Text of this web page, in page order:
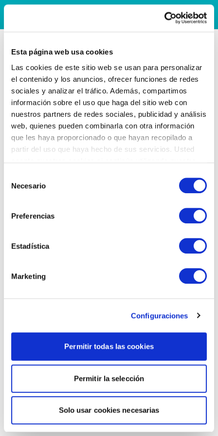
Esta página web usa cookies
Las cookies de este sitio web se usan para personalizar
el contenido y los anuncios, ofrecer funciones de redes
sociales y analizar el tráfico. Además, compartimos
información sobre el uso que haga del sitio web con
nuestros partners de redes sociales, publicidad y análisis
web, quienes pueden combinarla con otra información
que les haya proporcionado o que hayan recopilado a
partir del uso que haya hecho de sus servicios. Usted
Necesario
Preferencias
Estadística
Marketing
Configuraciones
Permitir todas las cookies
Permitir la selección
Solo usar cookies necesarias